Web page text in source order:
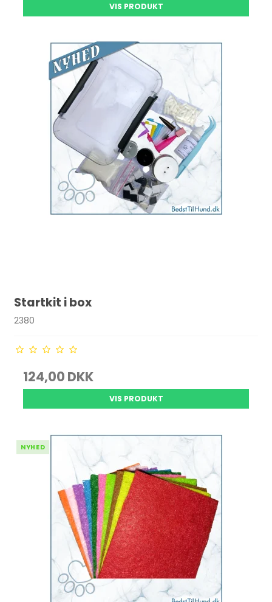
VIS PRODUKT
Startkit i box
2380
124,00 DKK
VIS PRODUKT
NYHED